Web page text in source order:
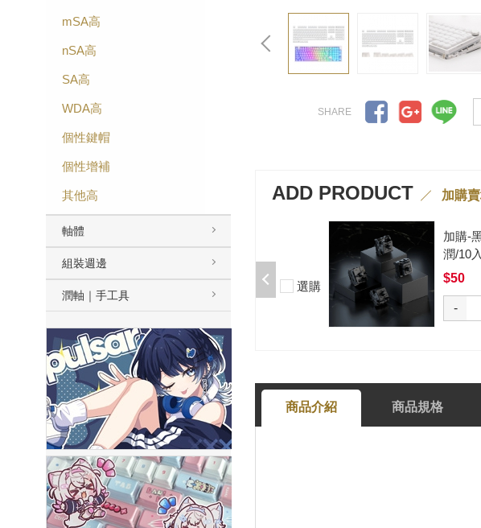
mSA高
nSA高
SA高
WDA高
個性鍵帽
個性增補
其他高
軸體
組裝週邊
潤軸｜手工具
ADD PRODUCT 加購
加購-剪刀石頭布猜拳鍵帽一盒四
$199
- +
選購
商品介紹 商品規格